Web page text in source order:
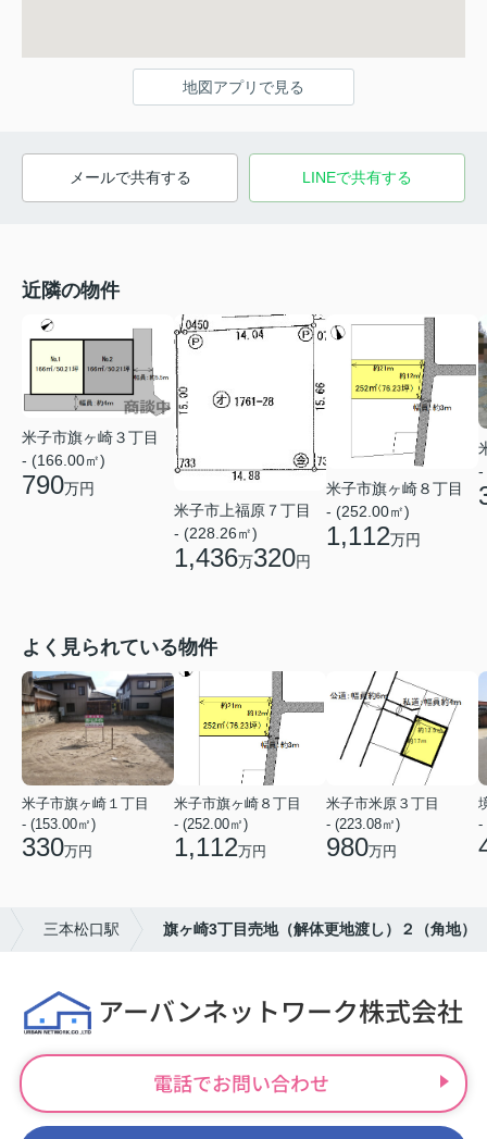
地図アプリで見る
メールで共有する LINEで共有する
近隣の物件
米子市旗ヶ崎３丁目
- (166.00㎡)
790万円
米子市上福原７丁目
- (228.26㎡)
1,436万320円
米子市旗ヶ崎８丁目
- (252.00㎡)
1,112万円
-
よく見られている物件
米子市旗ヶ崎１丁目
- (153.00㎡)
330万円
米子市旗ヶ崎８丁目
- (252.00㎡)
1,112万円
米子市米原３丁目
- (223.08㎡)
980万円
-
三本松口駅 旗ヶ崎3丁目売地（解体更地渡し）２（角地）
アーバンネットワーク株式会社
電話でお問い合わせ